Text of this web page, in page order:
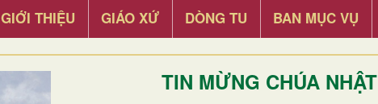
GIỚI THIỆU GIÁO XỨ DÒNG TU BAN MỤC VỤ
TIN MỪNG CHÚA